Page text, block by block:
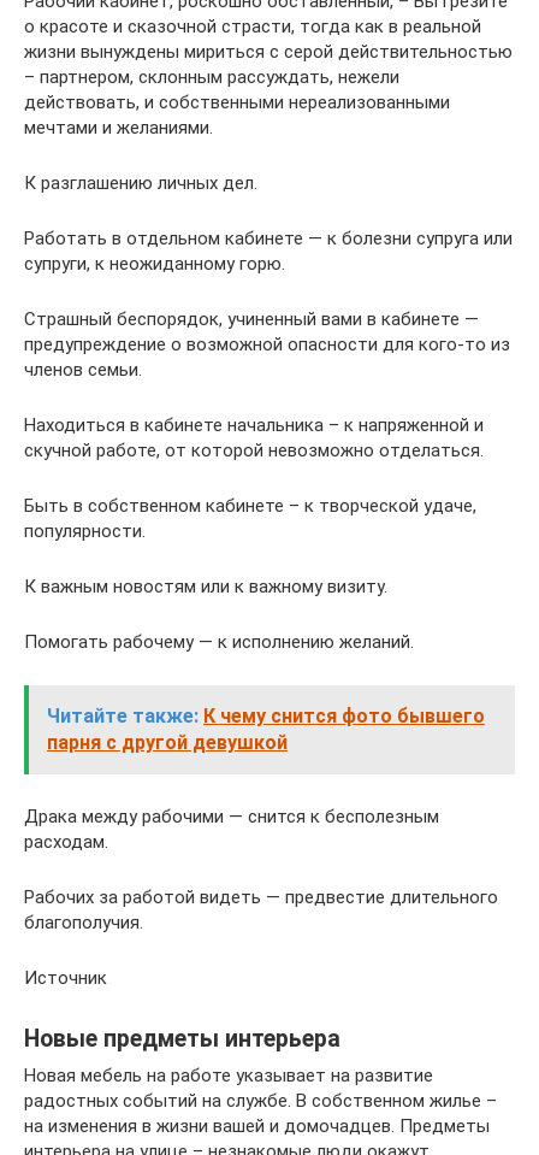
о красоте и сказочной страсти, тогда как в реальной
жизни вынуждены мириться с серой действительностью
– партнером, склонным рассуждать, нежели
действовать, и собственными нереализованными
мечтами и желаниями.
К разглашению личных дел.
Работать в отдельном кабинете — к болезни супруга или
супруги, к неожиданному горю.
Страшный беспорядок, учиненный вами в кабинете —
предупреждение о возможной опасности для кого-то из
членов семьи.
Находиться в кабинете начальника – к напряженной и
скучной работе, от которой невозможно отделаться.
Быть в собственном кабинете – к творческой удаче,
популярности.
К важным новостям или к важному визиту.
Помогать рабочему — к исполнению желаний.
Читайте также: К чему снится фото бывшего
парня с другой девушкой
Драка между рабочими — снится к бесполезным
расходам.
Рабочих за работой видеть — предвестие длительного
благополучия.
Источник
Новые предметы интерьера
Новая мебель на работе указывает на развитие
радостных событий на службе. В собственном жилье –
на изменения в жизни вашей и домочадцев. Предметы